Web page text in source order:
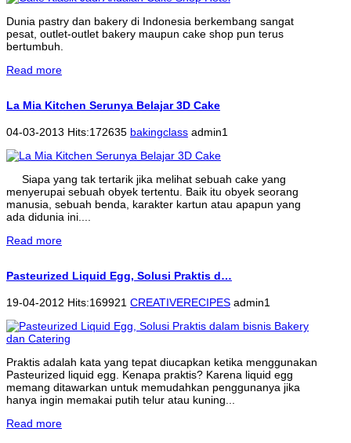
Dunia pastry dan bakery di Indonesia berkembang sangat
pesat, outlet-outlet bakery maupun cake shop pun terus
bertumbuh.
Read more
La Mia Kitchen Serunya Belajar 3D Cake
04-03-2013 Hits:172635 bakingclass admin1
Siapa yang tak tertarik jika melihat sebuah cake yang
menyerupai sebuah obyek tertentu. Baik itu obyek seorang
manusia, sebuah benda, karakter kartun atau apapun yang
ada didunia ini....
Read more
Pasteurized Liquid Egg, Solusi Praktis d…
19-04-2012 Hits:169921 CREATIVERECIPES admin1
Praktis adalah kata yang tepat diucapkan ketika menggunakan
Pasteurized liquid egg. Kenapa praktis? Karena liquid egg
memang ditawarkan untuk memudahkan penggunanya jika
hanya ingin memakai putih telur atau kuning...
Read more